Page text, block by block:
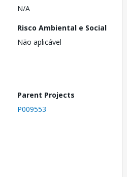
N/A
Risco Ambiental e Social
Não aplicável
Parent Projects
P009553